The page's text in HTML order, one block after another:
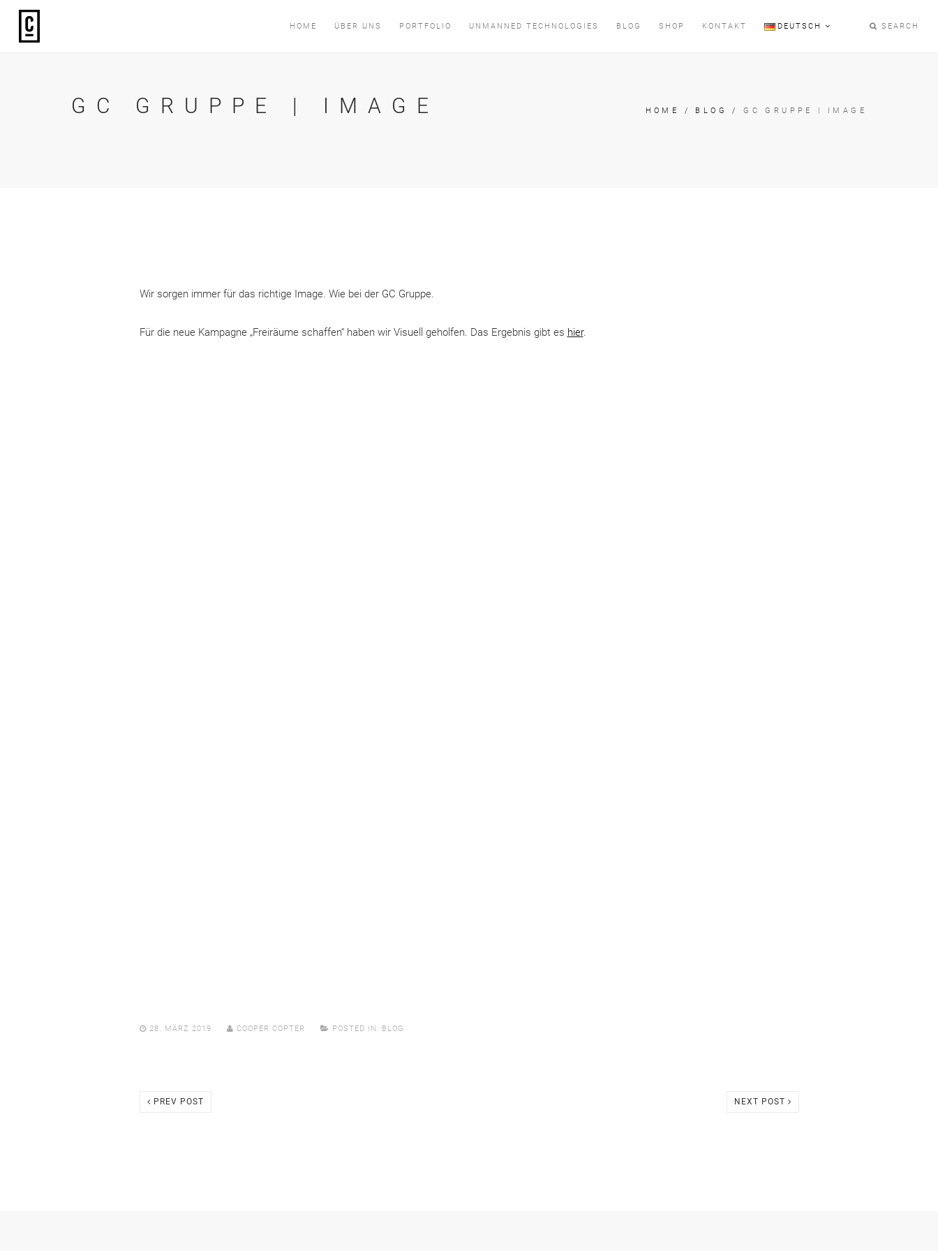
HOME ÜBER UNS PORTFOLIO UNMANNED TECHNOLOGIES BLOG SHOP KONTAKT DEUTSCH SEARCH
GC GRUPPE | IMAGE HOME / BLOG /GC GRUPPE | IMAGE
Wir sorgen immer für das richtige Image. Wie bei der GC Gruppe.
Für die neue Kampagne „Freiräume schaffen“ haben wir Visuell geholfen. Das Ergebnis gibt es hier.
28. MÄRZ 2019 COOPER COPTER POSTED IN: BLOG
PREV POST NEXT POST